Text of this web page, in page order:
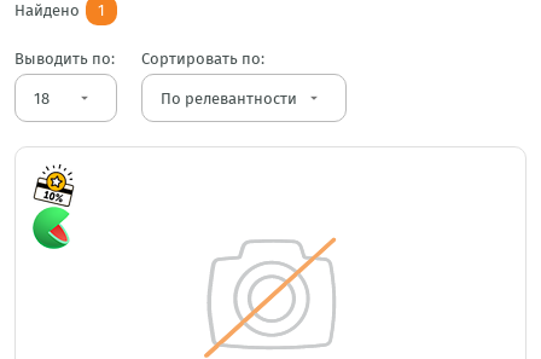
Найдено 1
Выводить по:
arrow_drop_down
Сортировать по:
arrow_drop_down